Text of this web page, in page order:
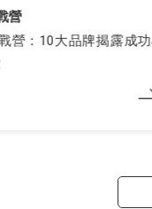
馬可先生運用